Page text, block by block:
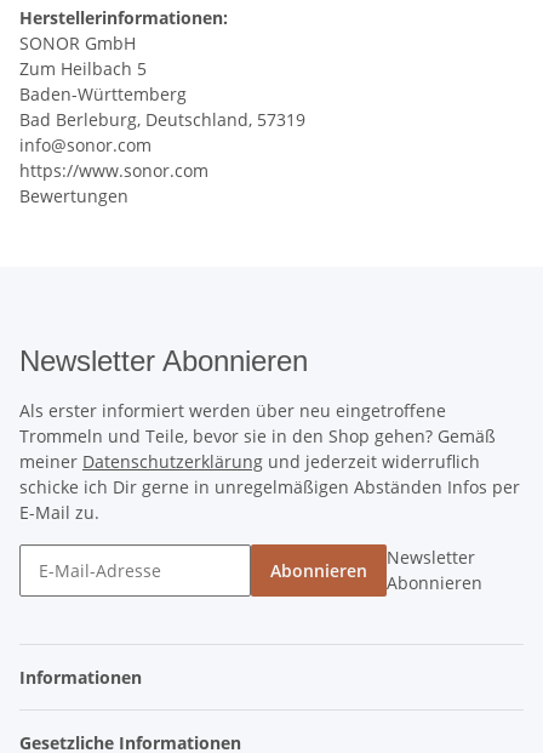
Herstellerinformationen:
SONOR GmbH
Zum Heilbach 5
Baden-Württemberg
Bad Berleburg, Deutschland, 57319
info@sonor.com
https://www.sonor.com
Bewertungen
Newsletter Abonnieren
Als erster informiert werden über neu eingetroffene
Trommeln und Teile, bevor sie in den Shop gehen? Gemäß
meiner Datenschutzerklärung und jederzeit widerruflich
schicke ich Dir gerne in unregelmäßigen Abständen Infos per
E-Mail zu.
Abonnieren
Newsletter
Abonnieren
Informationen
Gesetzliche Informationen